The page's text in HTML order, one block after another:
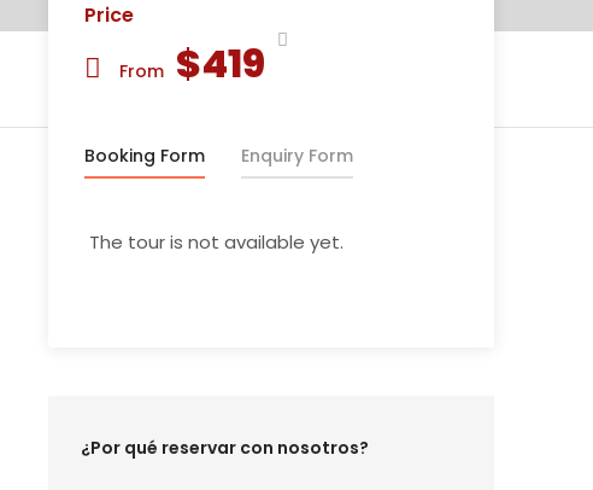
Price
From $419
Booking Form Enquiry Form
The tour is not available yet.
¿Por qué reservar con nosotros?